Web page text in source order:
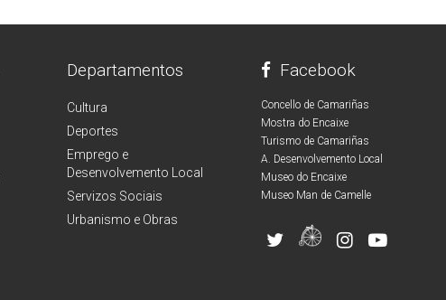
Departamentos
Cultura
Deportes
Emprego e
Desenvolvemento Local
Servizos Sociais
Urbanismo e Obras
Facebook
Concello de Camariñas
Mostra do Encaixe
Turismo de Camariñas
A. Desenvolvemento Local
Museo do Encaixe
Museo Man de Camelle